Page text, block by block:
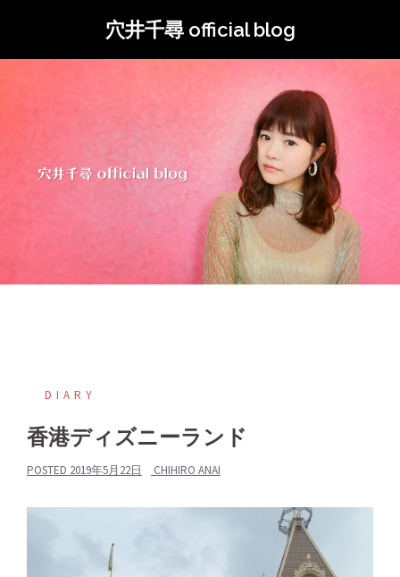
テ
穴井千尋 official blog
DIARY
香港ディズニーランド
POSTED 2019年5月22日 CHIHIRO ANAI